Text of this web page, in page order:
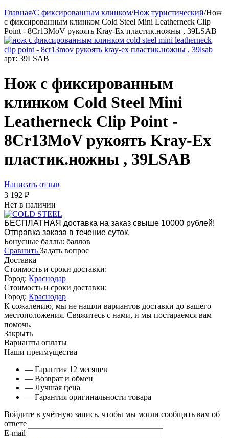
Главная/С фиксированным клинком/Нож туристический/Нож
с фиксированным клинком Cold Steel Mini Leatherneck Clip
Point - 8Cr13MoV рукоять Kray-Ex пластик.ножны , 39LSAB
арт: 39LSAB
Нож с фиксированным
клинком Cold Steel Mini
Leatherneck Clip Point -
8Cr13MoV рукоять Kray-Ex
пластик.ножны , 39LSAB
Написать отзыв
3 192 ₽
Нет в наличии
БЕСПЛАТНАЯ доставка на заказ свыше 10000 рублей!
Отправка заказа в течение суток.
Бонусные баллы: баллов
Сравнить Задать вопрос
Доставка
Стоимость и сроки доставки:
Город: Краснодар
Стоимость и сроки доставки:
Город: Краснодар
К сожалению, мы не нашли вариантов доставки до вашего
местоположения. Свяжитесь с нами, и мы постараемся вам
помочь.
Закрыть
Варианты оплаты
Наши преимущества
— Гарантия 12 месяцев
— Возврат и обмен
— Лучшая цена
— Гарантия оригинальности товара
Войдите в учётную запись, чтобы мы могли сообщить вам об
ответе
E-mail